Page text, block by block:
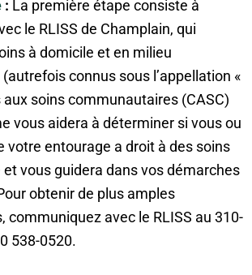
: La première étape consiste à
le RLISS de Champlain, qui
à domicile et en milieu
connus sous l’appellation «
aux soins communautaires (CASC)
vous aidera à déterminer si vous ou
votre entourage a droit à des soins
vous guidera dans vos démarches
obtenir de plus amples
communiquez avec le RLISS au 310-
538-0520.